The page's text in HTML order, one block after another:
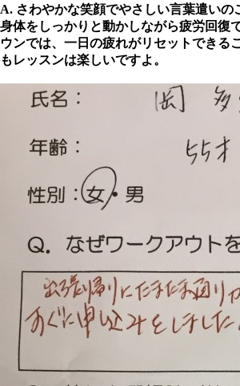
A. さわやかな笑顔でやさしい言葉遣いの
身体をしっかりと動かしながら疲労回復
ウンでは、一日の疲れがリセットできる
もレッスンは楽しいですよ。